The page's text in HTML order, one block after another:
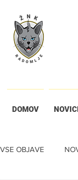
DOMOV
VSE OBJAVE